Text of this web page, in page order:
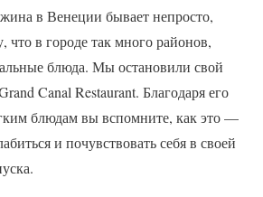
в Венеции бывает непросто,
что в городе так много районов,
блюда. Мы остановили свой
Canal Restaurant. Благодаря его
блюдам вы вспомните, как это —
и почувствовать себя в своей